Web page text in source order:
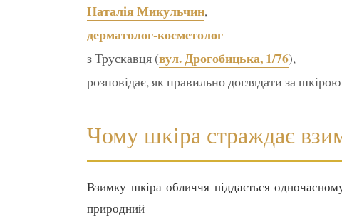
Наталія Микульчин,
дерматолог-косметолог
з Трускавця (вул. Дрогобицька, 1/76),
розповідає, як правильно доглядати за
Чому шкіра страждає
Взимку шкіра обличчя піддається
природний